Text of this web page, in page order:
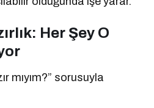
Her Şey O
mıyım?” sorusuyla